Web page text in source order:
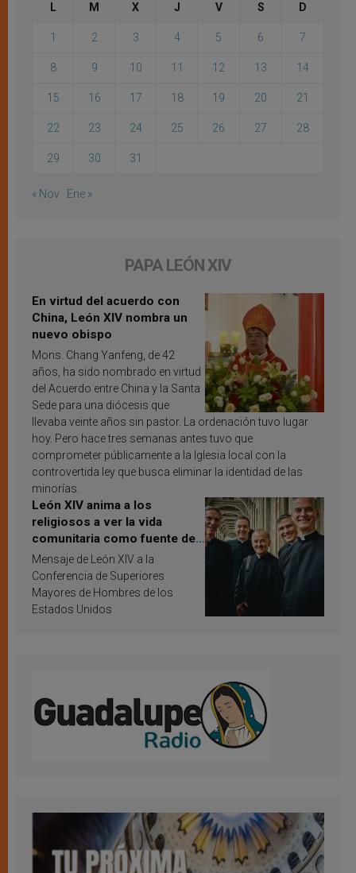
L M X J V S D
1 2 3 4 5 6 7
8 9 10 11 12 13 14
15 16 17 18 19 20 21
22 23 24 25 26 27 28
29 30 31
« Nov Ene »
PAPA LEÓN XIV
En virtud del acuerdo con
China, León XIV nombra un
nuevo obispo
Mons. Chang Yanfeng, de 42
años, ha sido nombrado en virtud
del Acuerdo entre China y la Santa
Sede para una diócesis que
llevaba veinte años sin pastor. La ordenación tuvo lugar
hoy. Pero hace tres semanas antes tuvo que
comprometer públicamente a la Iglesia local con la
controvertida ley que busca eliminar la identidad de las
minorías.
León XIV anima a los
religiosos a ver la vida
comunitaria como fuente de
inspiración y santificación
Mensaje de León XIV a la
Conferencia de Superiores
Mayores de Hombres de los
Estados Unidos